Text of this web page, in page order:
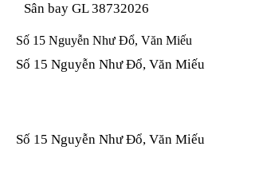
Sân bay GL38732026
Số 15 Nguyễn Như Đổ, Văn Miếu
Số 15 Nguyễn Như Đổ, Văn Miếu
Số 15 Nguyễn Như Đổ, Văn Miếu